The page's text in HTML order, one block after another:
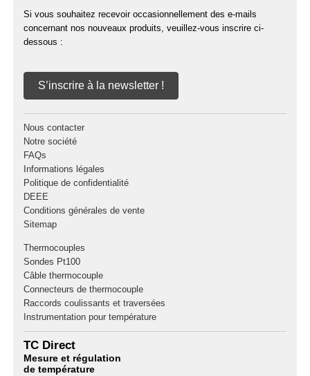
Si vous souhaitez recevoir occasionnellement des e-mails
concernant nos nouveaux produits, veuillez-vous inscrire ci-
dessous :
S’inscrire à la newsletter !
Nous contacter
Notre société
FAQs
Informations légales
Politique de confidentialité
DEEE
Conditions générales de vente
Sitemap
Thermocouples
Sondes Pt100
Câble thermocouple
Connecteurs de thermocouple
Raccords coulissants et traversées
Instrumentation pour température
TC Direct
Mesure et régulation
de température